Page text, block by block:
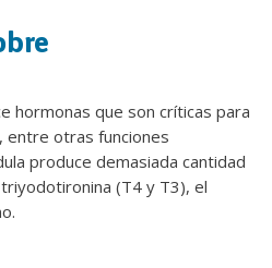
hormonas que son críticas para
entre otras funciones
produce demasiada cantidad
(T4 y T3), el